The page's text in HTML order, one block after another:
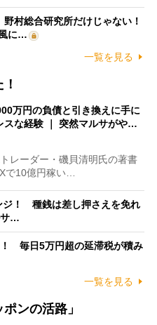
野村総合研究所だけじゃない！
に…
一覧を見る
万円の負債と引き換えに手に
スな経験 ｜ 突然マルサがや…
レーダー・磯貝清明氏の著書
で10億円稼い…
ジ！ 種銭は差し押さえを免れ
サ…
！ 毎日5万円超の延滞税が積み
一覧を見る
ンの活路」